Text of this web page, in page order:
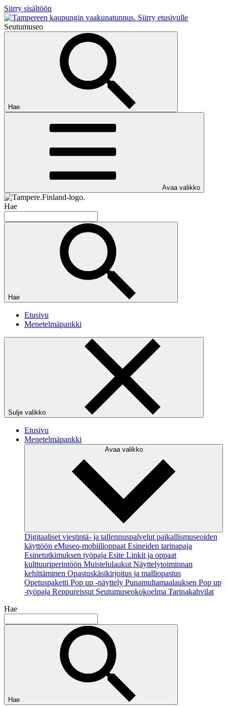
Siirry sisältöön
Siirry etusivulle
Seutumuseo
Hae
Avaa valikko
Hae
Hae
Etusivu
Menetelmäpankki
Sulje valikko
Etusivu
Menetelmäpankki
Avaa valikko
Digitaaliset viestintä- ja tallennuspalvelut paikallismuseoiden
käyttöön eMuseo-mobiilioppaat Esineiden tarinapaja
Esinetutkimuksen työpaja Esite Linkit ja oppaat
kulttuuriperintöön Muistelulaukut Näyttelytoiminnan
kehittäminen Opastuskäsikirjoitus ja malliopastus
Opetuspaketti Pop up -näyttely Punamultamaalauksen Pop up
-työpaja Reppureissut Seutumuseokokoelma Tarinakahvilat
Hae
Hae